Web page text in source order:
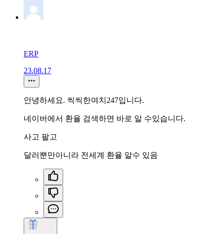
ERP
23.08.17
안녕하세요. 씩씩한여치247입니다.
네이버에서 환율 검색하면 바로 알 수있습니다.
사고 팔고
달러뿐만아니라 전세계 환율 알수 있음